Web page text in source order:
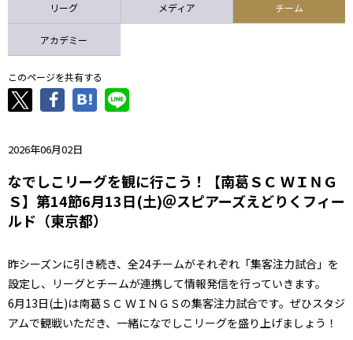
リーグ メディア チーム
アカデミー
このページを共有する
2026年06月02日
なでしこリーグを観に行こう！【南葛ＳＣ ＷＩＮＧ
Ｓ】第14節6月13日(土)＠スピアーズえどりくフィー
ルド（東京都）
昨シーズンに引き続き、全24チームがそれぞれ「集客注力試合」を
設定し、リーグとチームが連携して情報発信を行っていきます。
6月13日(土)は南葛ＳＣ ＷＩＮＧＳの集客注力試合です。ぜひスタジ
アムで観戦いただき、一緒になでしこリーグを盛り上げましょう！